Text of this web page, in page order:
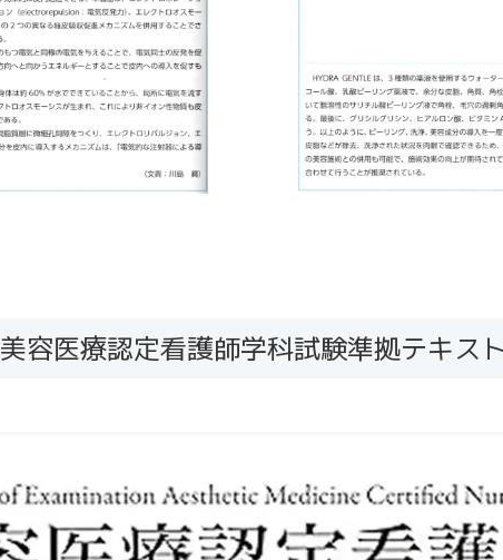
美容医療認定看護師学科試験準拠テキス